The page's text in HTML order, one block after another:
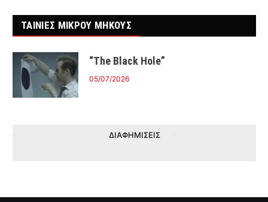
ΤΑΙΝΙΕΣ ΜΙΚΡΟΥ ΜΗΚΟΥΣ
“The Black Hole”
05/07/2026
ΔΙΑΦΗΜΙΣΕΙΣ